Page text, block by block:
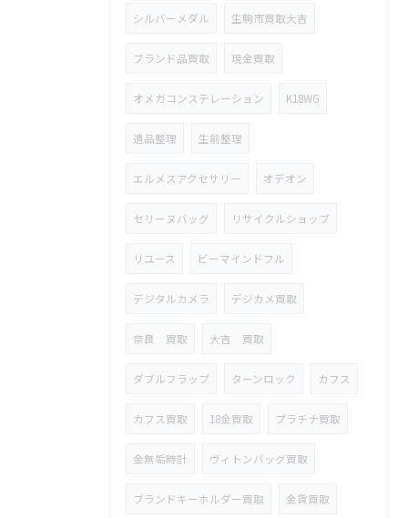
シルバーメダル 生駒市買取大吉
ブランド品買取 現金買取
オメガコンステレーション K18WG
遺品整理 生前整理
エルメスアクセサリー オデオン
セリーヌバッグ リサイクルショップ
リユース ビーマインドフル
デジタルカメラ デジカメ買取
奈良 買取 大吉 買取
ダブルフラップ ターンロック カフス
カフス買取 18金買取 プラチナ買取
金無垢時計 ヴィトンバッグ買取
ブランドキーホルダー買取 金貨買取